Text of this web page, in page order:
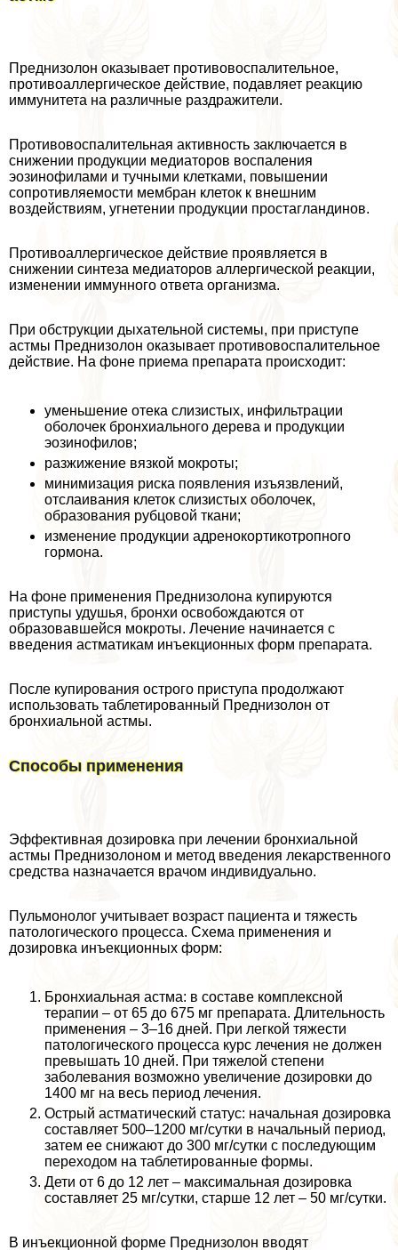
Преднизолон оказывает противовоспалительное,
противоаллергическое действие, подавляет реакцию
иммунитета на различные раздражители.
Противовоспалительная активность заключается в
снижении продукции медиаторов воспаления
эозинофилами и тучными клетками, повышении
сопротивляемости мембран клеток к внешним
воздействиям, угнетении продукции простагландинов.
Противоаллергическое действие проявляется в
снижении синтеза медиаторов аллергической реакции,
изменении иммунного ответа организма.
При обструкции дыхательной системы, при приступе
астмы Преднизолон оказывает противовоспалительное
действие. На фоне приема препарата происходит:
уменьшение отека слизистых, инфильтрации
оболочек бронхиального дерева и продукции
эозинофилов;
разжижение вязкой мокроты;
минимизация риска появления изъязвлений,
отслаивания клеток слизистых оболочек,
образования рубцовой ткани;
изменение продукции адренокортикотропного
гормона.
На фоне применения Преднизолона купируются
приступы удушья, бронхи освобождаются от
образовавшейся мокроты. Лечение начинается с
введения астматикам инъекционных форм препарата.
После купирования острого приступа продолжают
использовать таблетированный Преднизолон от
бронхиальной астмы.
Способы применения
Эффективная дозировка при лечении бронхиальной
астмы Преднизолоном и метод введения лекарственного
средства назначается врачом индивидуально.
Пульмонолог учитывает возраст пациента и тяжесть
патологического процесса. Схема применения и
дозировка инъекционных форм:
Бронхиальная астма: в составе комплексной
терапии – от 65 до 675 мг препарата. Длительность
применения – 3–16 дней. При легкой тяжести
патологического процесса курс лечения не должен
превышать 10 дней. При тяжелой степени
заболевания возможно увеличение дозировки до
1400 мг на весь период лечения.
Острый астматический статус: начальная дозировка
составляет 500–1200 мг/сутки в начальный период,
затем ее снижают до 300 мг/сутки с последующим
переходом на таблетированные формы.
Дети от 6 до 12 лет – максимальная дозировка
составляет 25 мг/сутки, старше 12 лет – 50 мг/сутки.
В инъекционной форме Преднизолон вводят